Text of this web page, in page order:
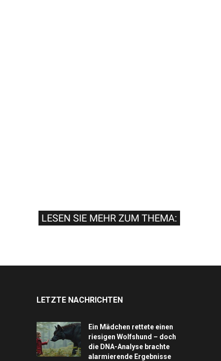
LESEN SIE MEHR ZUM THEMA:
LETZTE NACHRICHTEN
Ein Mädchen rettete einen
riesigen Wolfshund – doch
die DNA-Analyse brachte
alarmierende Ergebnisse